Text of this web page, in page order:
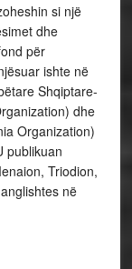
si një
dhe
për
ishte në
Shqiptare-
dhe
Organization)
publikuan
Triodion,
në